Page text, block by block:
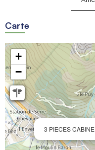
Carte
3 PIECES
+
−